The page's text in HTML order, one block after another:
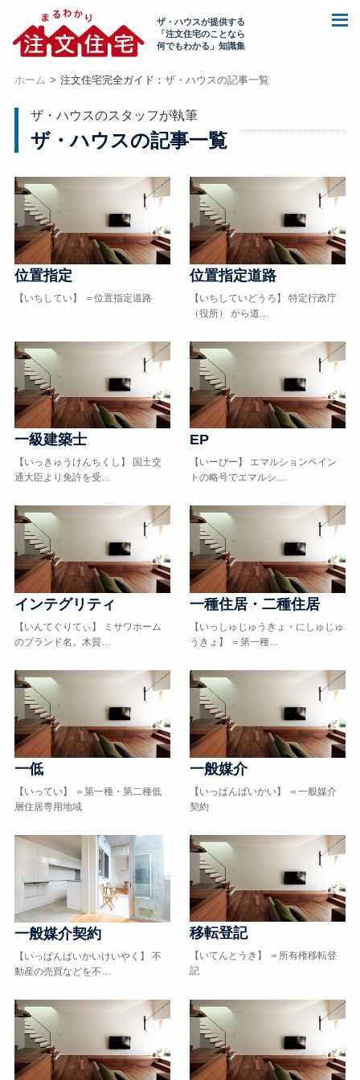
ザ・ハウスが提供する
「注文住宅のことなら
何でもわかる」知識集
ホーム 注文住宅完全ガイド： ザ・ハウスの記事一覧
ザ・ハウスのスタッフが執筆
ザ・ハウスの記事一覧
位置指定
【いちしてい】 ＝位置指定道路
位置指定道路
【いちしていどうろ】 特定行政庁
（役所） から道…
一級建築士
【いっきゅうけんちくし】 国土交
通大臣より免許を受…
EP
【いーぴー】 エマルションペイン
トの略号でエマルシ…
インテグリティ
【いんてぐりてぃ】 ミサワホーム
のブランド名。木質…
一種住居・二種住居
【いっしゅじゅうきょ・にしゅじゅ
うきょ】 ＝第一種…
一低
【いってい】 ＝第一種・第二種低
層住居専用地域
一般媒介
【いっぱんばいかい】 ＝一般媒介
契約
一般媒介契約
【いっぱんばいかいけいやく】 不
動産の売買などを不…
移転登記
【いてんとうき】 ＝所有権移転登
記